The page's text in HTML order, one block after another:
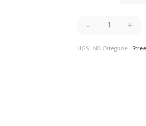
UGS : ND Catégorie :